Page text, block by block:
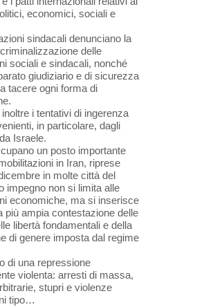
economici, sociali e
sindacali denunciano la
delle
sociali e sindacali, nonché
giudiziario e di sicurezza
tacere ogni forma di
i tentativi di ingerenza
in particolare, dagli
Israele.
un posto importante
in Iran, riprese
in molte città del
impegno non si limita alle
economiche, ma si inserisce
più ampia contestazione delle
libertà fondamentali e della
di genere imposta dal regime
di una repressione
violenta: arresti di massa,
stupri e violenze
tipo…